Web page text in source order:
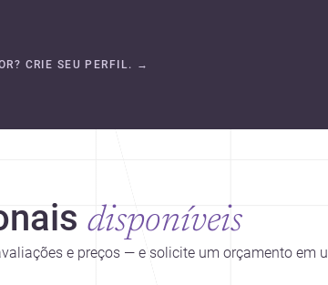
CRIE SEU PERFIL. →
disponíveis
e preços — e solicite um orçamento em